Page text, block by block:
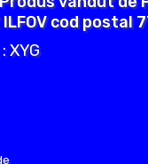
cod postal
XYG